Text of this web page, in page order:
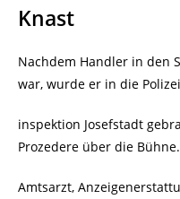
Knast
Nachdem Handler in den
war, wurde er in die
inspektion Josefstadt
Prozedere über die Bühne.
Amtsarzt,